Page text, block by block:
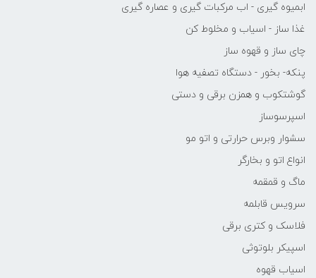
ابمیوه گیری - اب مرکبات گیری و عصاره گیری
غذا ساز - اسیاب و مخلوط کن
چای ساز و قهوه ساز
پنکه- بخور - دستگاه تصفیه هوا
گوشتکوب و همزن برقی و دستی
اسپرسوساز
سشوار وبرس حرارتی و اتو مو
انواع اتو و بخارگر
ماگ و قمقمه
سرویس قابلمه
فلاسک و کتری برقی
اسپیکر بلوتوثی
اسیاب قهوه